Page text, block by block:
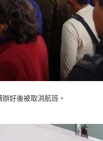
好後被取消航班。